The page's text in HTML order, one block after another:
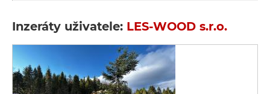
Inzeráty uživatele: LES-WOOD s.r.o.